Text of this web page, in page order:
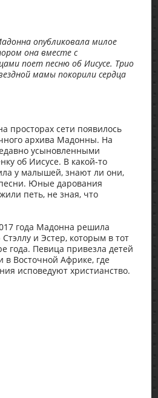
опубликовала милое
она вместе с
поет песню об Иисусе. Трио
мамы покорили сердца
просторах сети появилось
архива Мадонны. На
усыновленными
об Иисусе. В какой-то
у малышей, знают ли они,
Юные дарования
петь, не зная, что
года Мадонна решила
и Эстер, которым в тот
года. Певица привезла детей
в Восточной Африке, где
исповедуют христианство.